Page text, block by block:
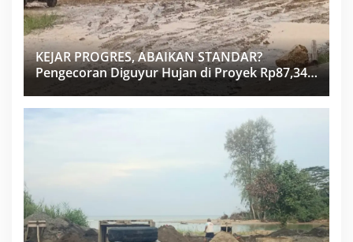
KEJAR PROGRES, ABAIKAN STANDAR?
Pengecoran Diguyur Hujan di Proyek Rp87,34
Miliar Sukma Nias, Konsultan, Pengawas dan
PPK Bungkam